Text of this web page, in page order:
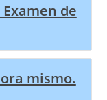
de
mismo.